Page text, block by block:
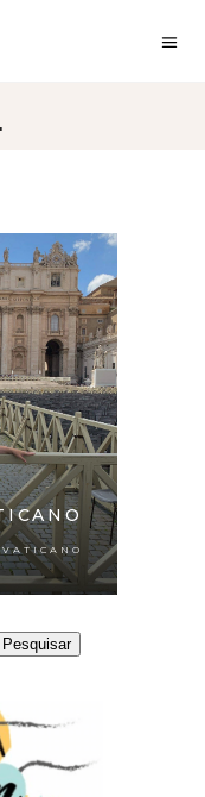
VATICANO
Pesquisar